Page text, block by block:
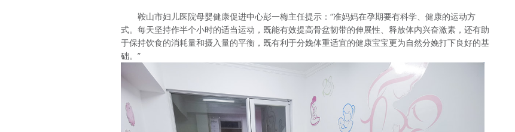
鞍山市妇儿医院母婴健康促进中心彭一梅主任提示：“准妈妈在孕期要有科学、健康的运动方
式。每天坚持作半个小时的适当运动，既能有效提高骨盆韧带的伸展性、释放体内兴奋激素，还有助
于保持饮食的消耗量和摄入量的平衡，既有利于分娩体重适宜的健康宝宝更为自然分娩打下良好的基
础。”